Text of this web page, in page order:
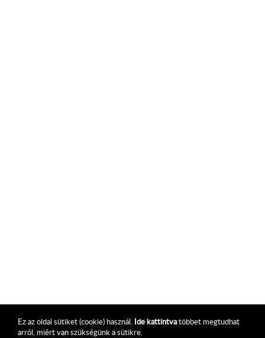
Ez az oldal sütiket (cookie) használ. Ide kattintvatöbbet megtudhat
arról, miért van szükségünk a sütikre.